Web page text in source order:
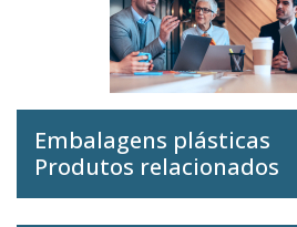
Embalagens plásticas
Produtos relacionados